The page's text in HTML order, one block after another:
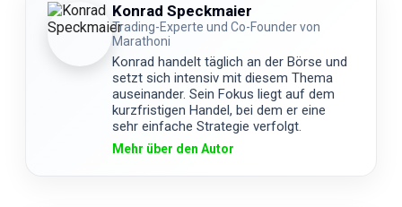
Konrad Speckmaier
Trading-Experte und Co-Founder von
Marathoni
Konrad handelt täglich an der Börse und
setzt sich intensiv mit diesem Thema
auseinander. Sein Fokus liegt auf dem
kurzfristigen Handel, bei dem er eine
sehr einfache Strategie verfolgt.
Mehr über den Autor